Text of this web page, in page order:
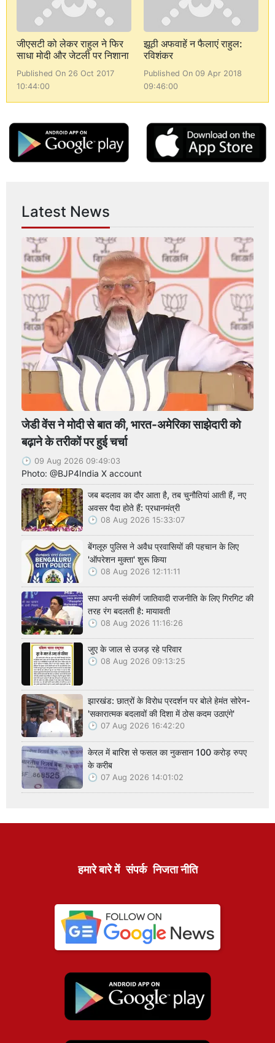
जीएसटी को लेकर राहुल ने फिर
साधा मोदी और जेटली पर निशाना
Published On 26 Oct 2017
10:44:00
झूठी अफवाहें न फैलाएं राहुल:
रविशंकर
Published On 09 Apr 2018
09:46:00
Latest News
जेडी वेंस ने मोदी से बात की, भारत-अमेरिका साझेदारी को
बढ़ाने के तरीकों पर हुई चर्चा
09 Aug 2026 09:49:03
Photo: @BJP4India X account
जब बदलाव का दौर आता है, तब चुनौतियां आती हैं, नए
अवसर पैदा होते हैं: प्रधानमंत्री
08 Aug 2026 15:33:07
बेंगलूरु पुलिस ने अवैध प्रवासियों की पहचान के लिए
'ऑपरेशन मुक्ता' शुरू किया
08 Aug 2026 12:11:11
सपा अपनी संकीर्ण जातिवादी राजनीति के लिए गिरगिट की
तरह रंग बदलती है: मायावती
08 Aug 2026 11:16:26
जुए के जाल से उजड़ रहे परिवार
08 Aug 2026 09:13:25
झारखंड: छात्रों के विरोध प्रदर्शन पर बोले हेमंत सोरेन-
'सकारात्मक बदलावों की दिशा में ठोस कदम उठाएंगे'
07 Aug 2026 16:42:20
केरल में बारिश से फसल का नुकसान 100 करोड़ रुपए
के करीब
07 Aug 2026 14:01:02
हमारे बारे में संपर्क निजता नीति